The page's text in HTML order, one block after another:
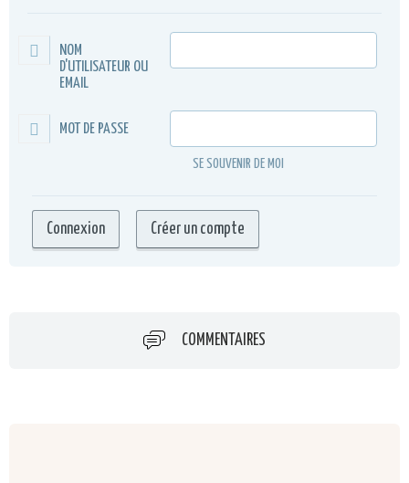
NOM
D'UTILISATEUR OU
EMAIL
MOT DE PASSE
SE SOUVENIR DE MOI
COMMENTAIRES